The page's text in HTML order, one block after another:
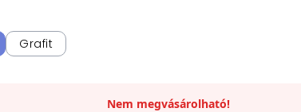
Grafit
Nem megvásárolható!